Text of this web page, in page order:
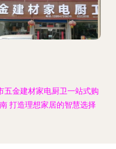
五金建材家电厨卫一站式购
打造理想家居的智慧选择